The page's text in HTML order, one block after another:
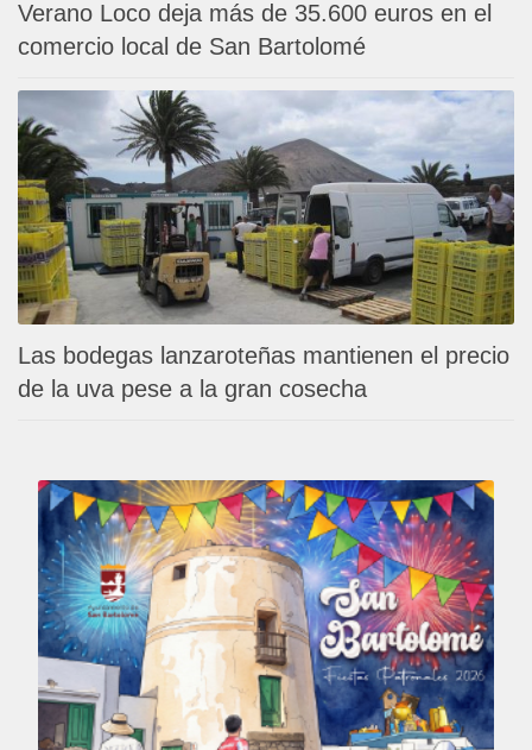
Verano Loco deja más de 35.600 euros en el
comercio local de San Bartolomé
Las bodegas lanzaroteñas mantienen el precio
de la uva pese a la gran cosecha